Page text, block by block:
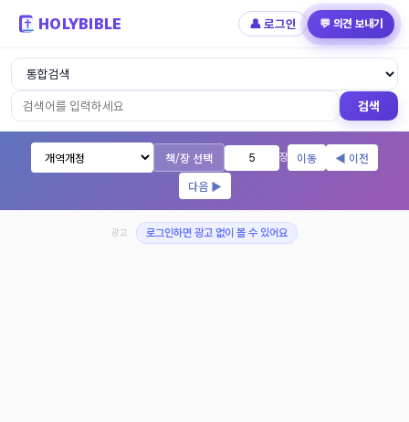
HOLYBIBLE 👤 로그인 💬 의견 보내기
성경읽기 - 개역개정 개역한글 NIV KJV
검색
책/장 선택 장 이동
◀ 이전
다음 ▶
광고 로그인하면 광고 없이 볼 수 있어요